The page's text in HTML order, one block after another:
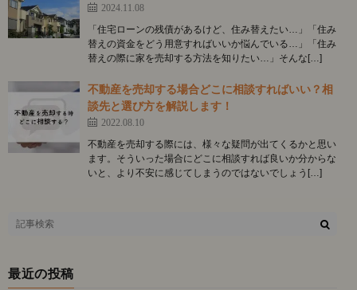
2024.11.08
「住宅ローンの残債があるけど、住み替えたい…」「住み
替えの資金をどう用意すればいいか悩んでいる…」「住み
替えの際に家を売却する方法を知りたい…」そんな[…]
不動産を売却する場合どこに相談すればいい？相
談先と選び方を解説します！
2022.08.10
不動産を売却する際には、様々な疑問が出てくるかと思い
ます。そういった場合にどこに相談すれば良いか分からな
いと、より不安に感じてしまうのではないでしょう[…]
最近の投稿